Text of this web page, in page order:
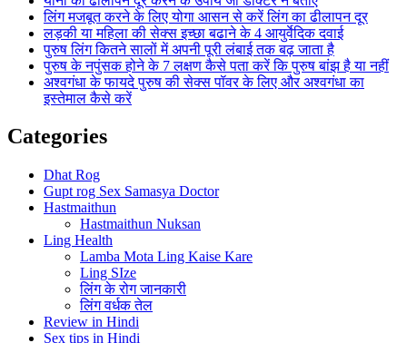
लिंग मजबूत करने के लिए योगा आसन से करें लिंग का ढीलापन दूर
लड़की या महिला की सेक्स इच्छा बढाने के 4 आयुर्वेदिक दवाई
पुरुष लिंग कितने सालों में अपनी पूरी लंबाई तक बढ़ जाता है
पुरुष के नपुंसक होने के 7 लक्षण कैसे पता करें कि पुरुष बांझ है या नहीं
अश्वगंधा के फायदे पुरुष की सेक्स पॉवर के लिए और अश्वगंधा का
इस्तेमाल कैसे करें
Categories
Dhat Rog
Gupt rog Sex Samasya Doctor
Hastmaithun
Hastmaithun Nuksan
Ling Health
Lamba Mota Ling Kaise Kare
Ling SIze
लिंग के रोग जानकारी
लिंग वर्धक तेल
Review in Hindi
Sex tips in Hindi